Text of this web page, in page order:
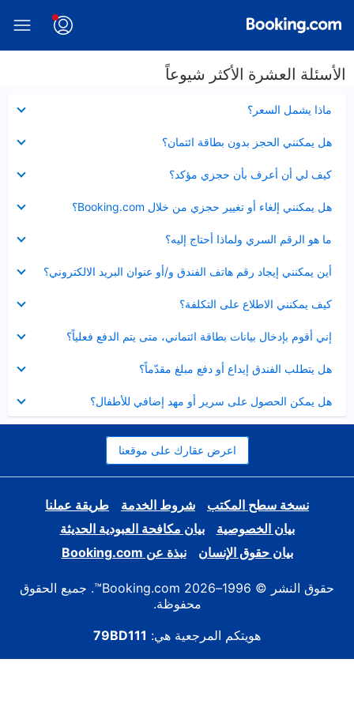
الأسئلة العشرة الأكثر شيوعاً
ماذا يشمل السعر؟
مصغر
هل يمكنني الحجز بدون بطاقة ائتمان؟
مصغر
كيف لي أن أعرف بأن حجزي مؤكد؟
مصغر
هل يمكنني إلغاء أو تغيير حجزي من خلال Booking.com؟
مصغر
ما هو الرقم السري ولماذا أحتاج إليه؟
مصغر
أين يمكنني إيجاد رقم هاتف الفندق و/أو عنوان البريد الالكتروني؟
عرض
مصغر
كيف يمكنني الاطلاع على التكلفة؟
مصغر
إني أقوم بإدخال بيانات بطاقة ائتماني، متى يتم الدفع فعلياً؟
مصغر
هل يتطلب الفندق إيداع أو دفع مبلغ مقدّماً؟
مصغر
هل يمكن الحصول على سرير أو مهد إضافي للأطفال؟
مصغر
اعرض عقارك على موقعنا
نسخة سطح المكتب شروط الخدمة
طريقة عملنا
بيان الخصوصية
بيان مكافحة العبودية الحديثة
بيان حقوق الإنسان
نبذة عن Booking.com
حقوق النشر © 1996–2026 Booking.com™. جميع الحقوق
محفوظة.
هويتكم المرجعية هي: 79BD111